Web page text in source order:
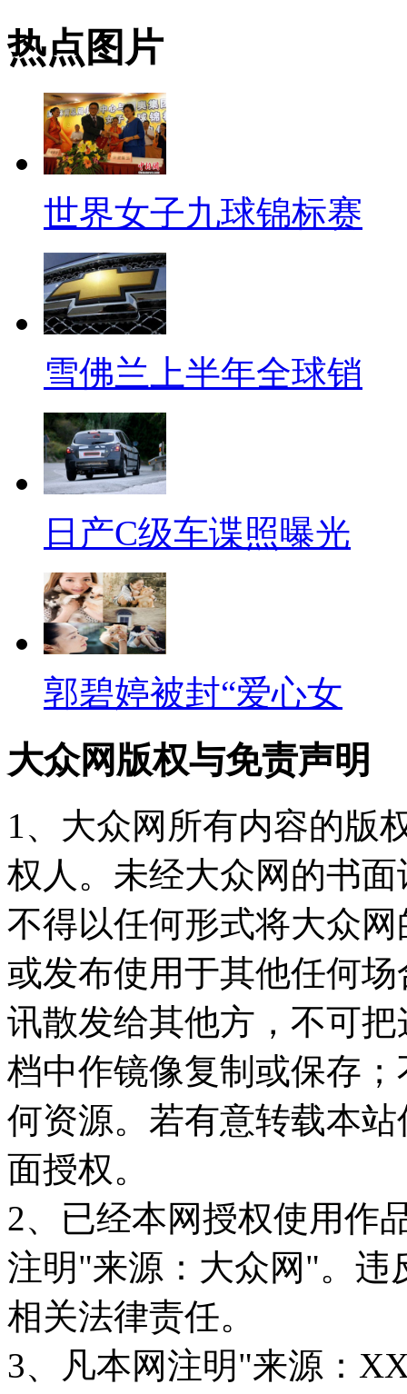
热点图片
世界女子九球锦标赛
雪佛兰上半年全球销
日产C级车谍照曝光
郭碧婷被封“爱心女
大众网版权与免责声明
1、大众网所有内容的版
权人。未经大众网的书
不得以任何形式将大众
或发布使用于其他任何
讯散发给其他方，不可
档中作镜像复制或保存
何资源。若有意转载本
面授权。
2、已经本网授权使用作
注明"来源：大众网"。违
相关法律责任。
3、凡本网注明"来源：